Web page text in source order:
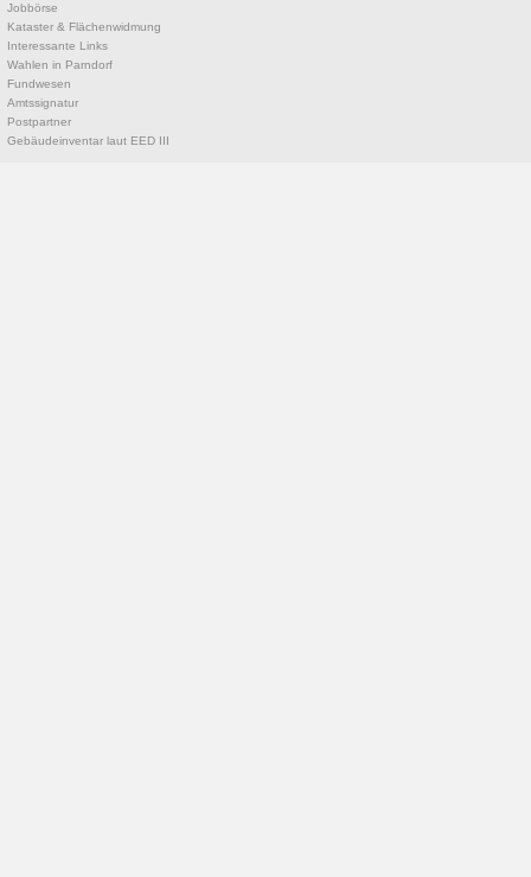
Jobbörse
Kataster & Flächenwidmung
Interessante Links
Wahlen in Parndorf
Fundwesen
Amtssignatur
Postpartner
Gebäudeinventar laut EED III